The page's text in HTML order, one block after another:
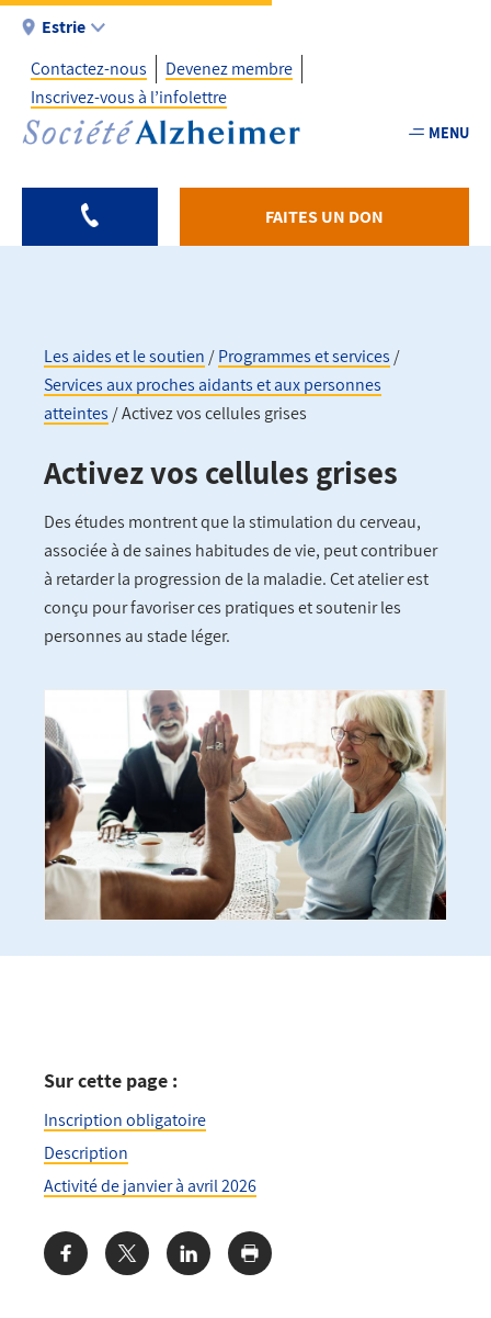
Aller
contenu
principal
Estrie
Utility
-
-
Contactez-nous
Devenez membre
Inscrivez-vous à l’infolettre
MENU
FAITES UN DON
Fil
Les aides et le soutien
Programmes et services
Services aux proches aidants et aux personnes
atteintes
Activez vos cellules grises
Activez vos cellules grises
Des études montrent que la stimulation du cerveau,
associée à de saines habitudes de vie, peut contribuer
à retarder la progression de la maladie. Cet atelier est
conçu pour favoriser ces pratiques et soutenir les
personnes au stade léger.
Sur cette page :
Inscription obligatoire
Description
Activité de janvier à avril 2026
Share: